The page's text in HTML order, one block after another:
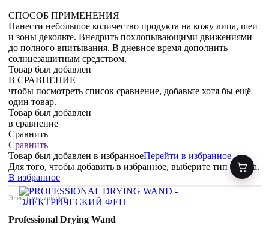
СПОСОБ ПРИМЕНЕНИЯ
Нанести небольшое количество продукта на кожу лица, шеи
и зоны декольте. Внедрить похлопывающими движениями
до полного впитывания. В дневное время дополнить
солнцезащитным средством.
Товар был добавлен
В СРАВНЕНИЕ
чтобы посмотреть список сравнение, добавьте хотя бы ещё
один товар.
Товар был добавлен
в сравнение
Сравнить
Сравнить
Товар был добавлен в избранноеПерейти в избранное
Для того, чтобы добавить в избранное, выберите тип товара.
В избранное
Электрический фен
Professional Drying Wand